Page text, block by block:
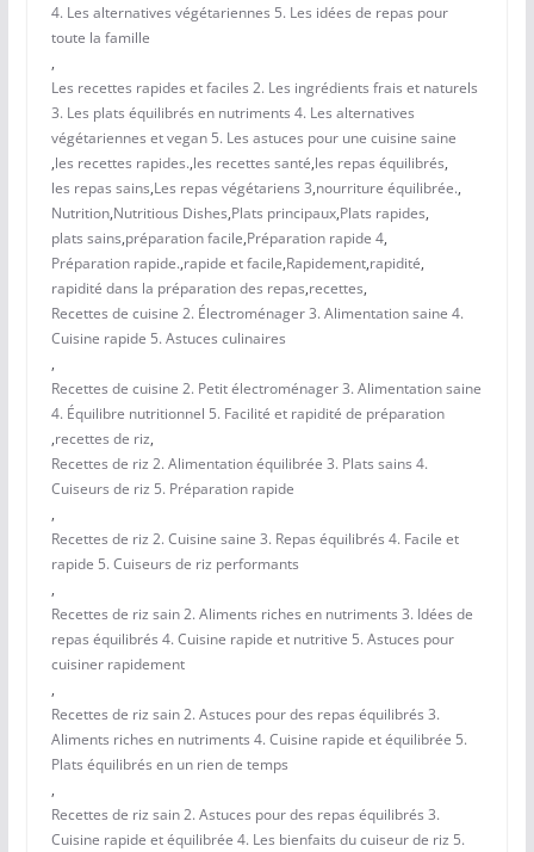
4. Les alternatives végétariennes 5. Les idées de repas pour
toute la famille
,
Les recettes rapides et faciles 2. Les ingrédients frais et naturels
3. Les plats équilibrés en nutriments 4. Les alternatives
végétariennes et vegan 5. Les astuces pour une cuisine saine
,les recettes rapides.,les recettes santé,les repas équilibrés,
les repas sains,Les repas végétariens 3,nourriture équilibrée.,
Nutrition,Nutritious Dishes,Plats principaux,Plats rapides,
plats sains,préparation facile,Préparation rapide 4,
Préparation rapide.,rapide et facile,Rapidement,rapidité,
rapidité dans la préparation des repas,recettes,
Recettes de cuisine 2. Électroménager 3. Alimentation saine 4.
Cuisine rapide 5. Astuces culinaires
,
Recettes de cuisine 2. Petit électroménager 3. Alimentation saine
4. Équilibre nutritionnel 5. Facilité et rapidité de préparation
,recettes de riz,
Recettes de riz 2. Alimentation équilibrée 3. Plats sains 4.
Cuiseurs de riz 5. Préparation rapide
,
Recettes de riz 2. Cuisine saine 3. Repas équilibrés 4. Facile et
rapide 5. Cuiseurs de riz performants
,
Recettes de riz sain 2. Aliments riches en nutriments 3. Idées de
repas équilibrés 4. Cuisine rapide et nutritive 5. Astuces pour
cuisiner rapidement
,
Recettes de riz sain 2. Astuces pour des repas équilibrés 3.
Aliments riches en nutriments 4. Cuisine rapide et équilibrée 5.
Plats équilibrés en un rien de temps
,
Recettes de riz sain 2. Astuces pour des repas équilibrés 3.
Cuisine rapide et équilibrée 4. Les bienfaits du cuiseur de riz 5.